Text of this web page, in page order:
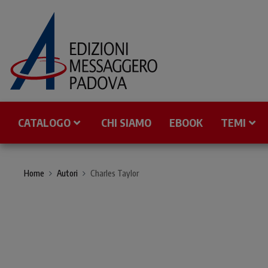
CATALOGO CHI SIAMO EBOOK TEMI
Home Autori Charles Taylor